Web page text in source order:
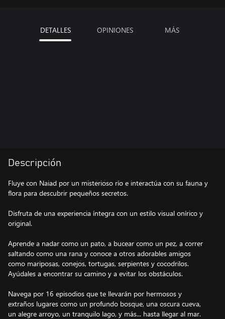
DETALLES OPINIONES MÁS
Descripción
Fluye con Naiad por un misterioso río e interactúa con su fauna y
flora para descubrir pequeños secretos.
Disfruta de una experiencia íntegra con un estilo visual onírico y
original.
Aprende a nadar como un pato, a bucear como un pez, a correr
saltando como una rana y conoce a otros adorables amigos
como mariposas, conejos, tortugas, serpientes y cocodrilos.
Ayúdales a encontrar su camino y a evitar los obstáculos.
Navega por 16 episodios que te llevarán por hermosos y
extraños lugares como un profundo bosque, una oscura cueva,
un alegre arroyo, un tranquilo lago, y más... hasta llegar al mar.